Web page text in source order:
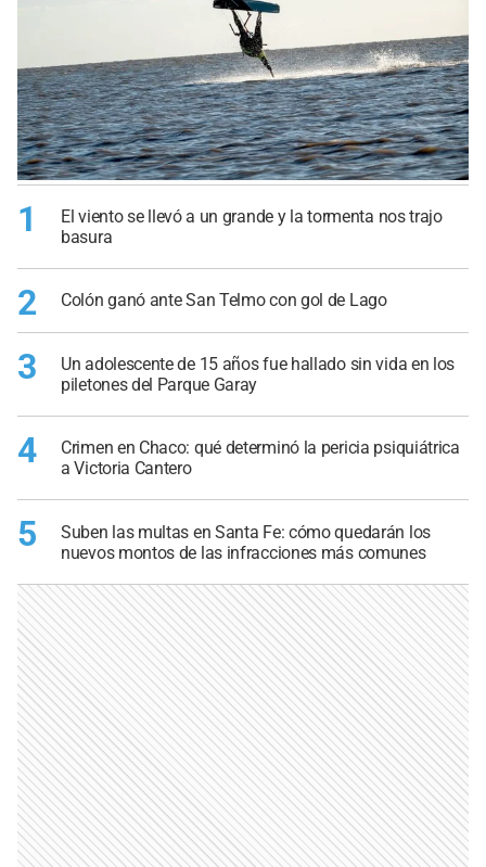
1
El viento se llevó a un grande y la tormenta nos trajo
basura
2 Colón ganó ante San Telmo con gol de Lago
3
Un adolescente de 15 años fue hallado sin vida en los
piletones del Parque Garay
4
Crimen en Chaco: qué determinó la pericia psiquiátrica
a Victoria Cantero
5
Suben las multas en Santa Fe: cómo quedarán los
nuevos montos de las infracciones más comunes